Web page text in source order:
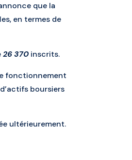
que la
en termes de
26 370 inscrits.
fonctionnement
boursiers
ultérieurement.